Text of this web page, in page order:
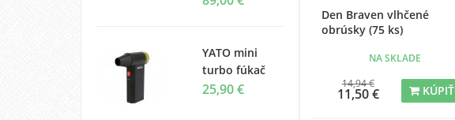
YATO mini
turbo fúkač
25,90 €
Den Braven vlhčené
obrúsky (75 ks)
NA SKLADE
14,94 €
11,50 € KÚPIŤ